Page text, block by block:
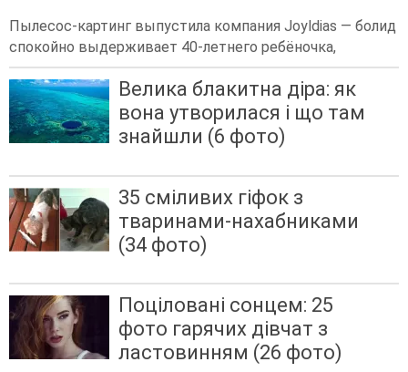
Пылесос-картинг выпустила компания Joyldias — болид
спокойно выдерживает 40-летнего ребёночка,
Велика блакитна діра: як
вона утворилася і що там
знайшли (6 фото)
35 сміливих гіфок з
тваринами-нахабниками
(34 фото)
Поціловані сонцем: 25
фото гарячих дівчат з
ластовинням (26 фото)